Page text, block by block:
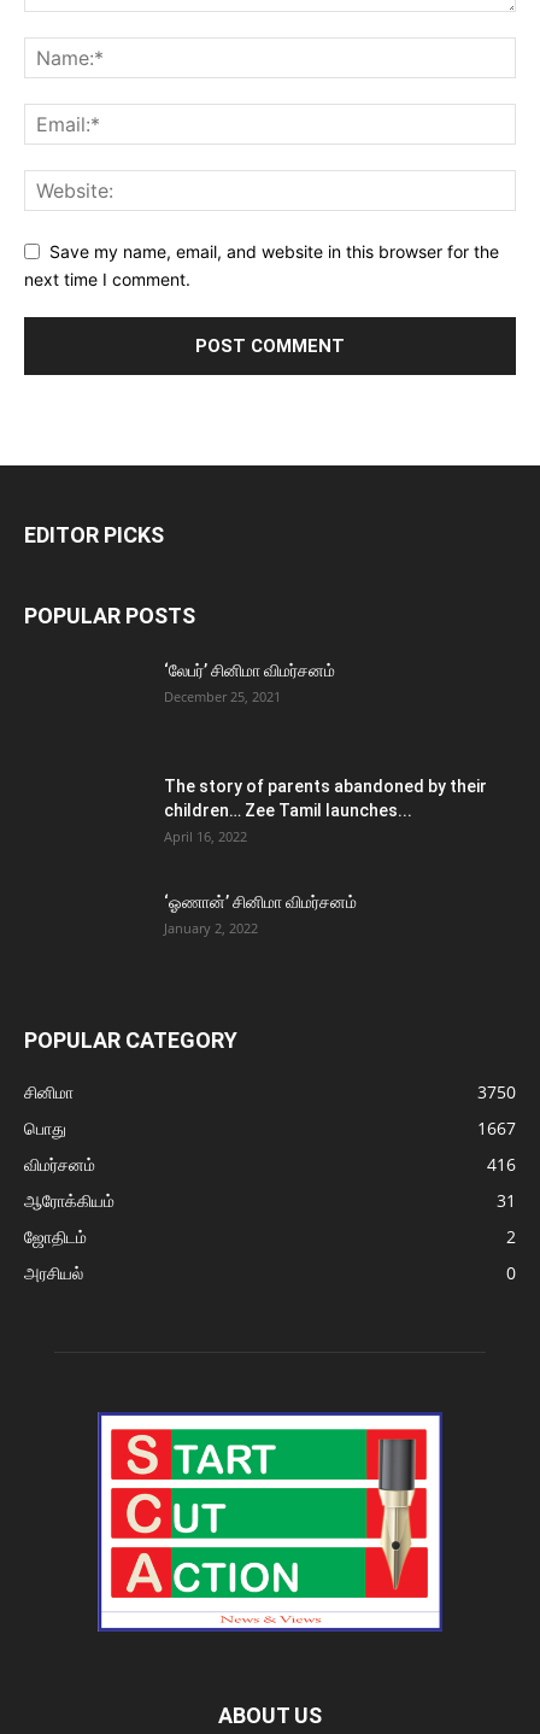
Save my name, email, and website in this browser for the
next time I comment.
EDITOR PICKS
POPULAR POSTS
‘லேபர்’ சினிமா விமர்சனம்
December 25, 2021
The story of parents abandoned by their
children… Zee Tamil launches...
April 16, 2022
‘ஓணான்’ சினிமா விமர்சனம்
January 2, 2022
POPULAR CATEGORY
சினிமா
3750
பொது
1667
விமர்சனம்
416
ஆரோக்கியம்
31
ஜோதிடம்
2
அரசியல்
0
ABOUT US